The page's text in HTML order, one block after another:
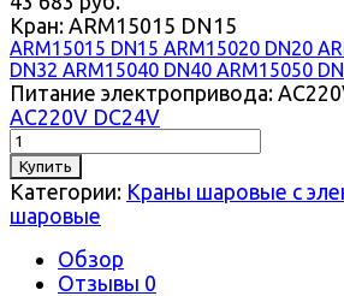
Кран: ARM15015 DN15
ARM15015 DN15 ARM15020 DN20
DN32 ARM15040 DN40 ARM15050
Питание электропривода:
AC220V DC24V
Купить
Категории: Краны шаровые с
шаровые
Обзор
Отзывы 0